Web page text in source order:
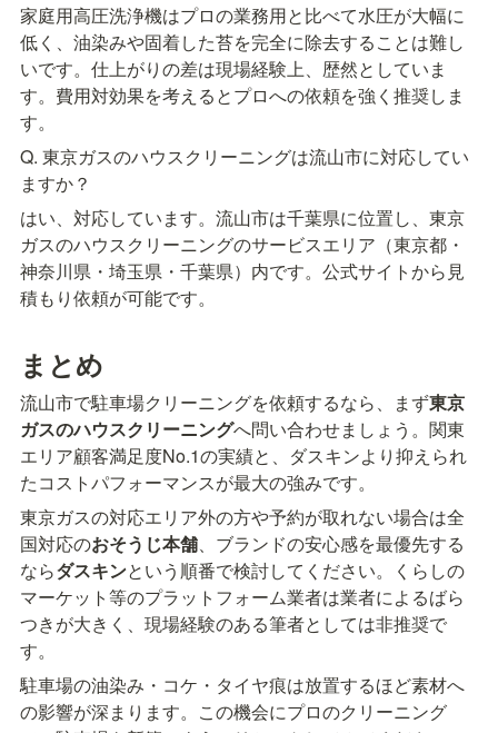
家庭用高圧洗浄機はプロの業務用と比べて水圧が大幅に
低く、油染みや固着した苔を完全に除去することは難し
いです。仕上がりの差は現場経験上、歴然としていま
す。費用対効果を考えるとプロへの依頼を強く推奨しま
す。
Q. 東京ガスのハウスクリーニングは流山市に対応してい
ますか？
はい、対応しています。流山市は千葉県に位置し、東京
ガスのハウスクリーニングのサービスエリア（東京都・
神奈川県・埼玉県・千葉県）内です。公式サイトから見
積もり依頼が可能です。
まとめ
流山市で駐車場クリーニングを依頼するなら、まず東京
ガスのハウスクリーニングへ問い合わせましょう。関東
エリア顧客満足度No.1の実績と、ダスキンより抑えられ
たコストパフォーマンスが最大の強みです。
東京ガスの対応エリア外の方や予約が取れない場合は全
国対応のおそうじ本舗、ブランドの安心感を最優先する
ならダスキンという順番で検討してください。くらしの
マーケット等のプラットフォーム業者は業者によるばら
つきが大きく、現場経験のある筆者としては非推奨で
す。
駐車場の油染み・コケ・タイヤ痕は放置するほど素材へ
の影響が深まります。この機会にプロのクリーニング